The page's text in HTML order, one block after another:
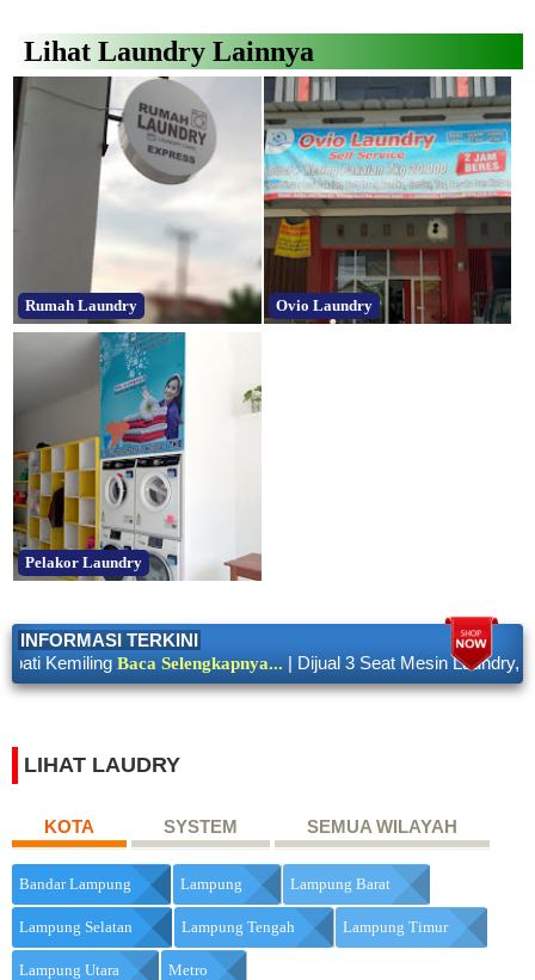
Lihat Laundry Lainnya
Rumah Laundry Ovio Laundry
Pelakor Laundry
INFORMASI TERKINI
Baca Selengkapnya...| Dijual 3 Seat Mesin Laundry, Kapasitas
LIHAT LAUDRY
KOTA SYSTEM SEMUA WILAYAH
Bandar Lampung Lampung Lampung Barat
Lampung Selatan Lampung Tengah Lampung Timur
Lampung Utara Metro